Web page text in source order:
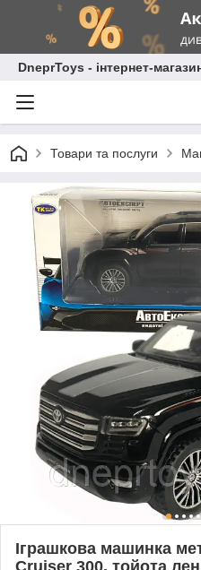
DneprToys - інтернет-
Товари та послуги
Іграшкова машинка
Cruiser 300, тойота